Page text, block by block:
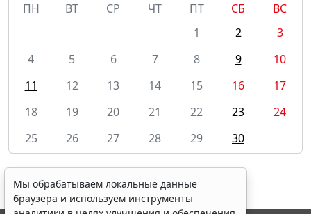
ПН
ВТ СР ЧТ ПТ СБ
ВС
1
2
3
4
5 6 7 8 9
10
11
12 13 14 15 16
17
18
19 20 21 22 23
24
25
26 27 28 29 30
Мы обрабатываем локальные данные
браузера и используем инструменты